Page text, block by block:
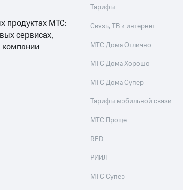
продуктах МТС:
сервисах,
компании
Тарифы
Связь, ТВ и интернет
МТС Дома Отлично
МТС Дома Хорошо
МТС Дома Супер
Тарифы мобильной связи
МТС Проще
RED
РИИЛ
МТС Супер